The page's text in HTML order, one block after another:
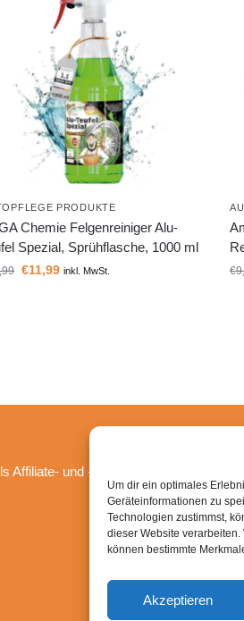
Um dir ein optimales
Geräteinformationen zu
Technologien zustimmst,
dieser Website
können bestimmte
Akzeptieren
PRODUKTE
Chemie Felgenreiniger Alu-
Spezial, Sprühflasche, 1000 ml
€11,99 inkl. MwSt. €
Affiliate- und -Ebay/Amazon-Partner